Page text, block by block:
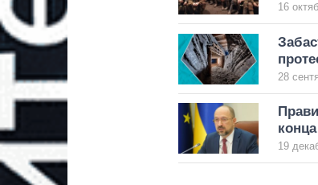
16
28
19